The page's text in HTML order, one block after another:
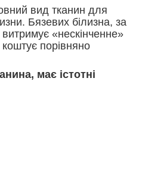
вид тканин для
Бязевих білизна, за
«нескінченне»
порівняно
має істотні